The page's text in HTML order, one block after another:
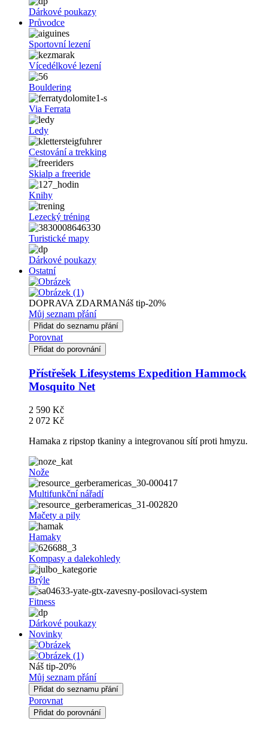
Dárkové poukazy
Průvodce
Sportovní lezení
Vícedélkové lezení
Bouldering
Via Ferrata
Ledy
Cestování a trekking
Skialp a freeride
Knihy
Lezecký tréning
Turistické mapy
Dárkové poukazy
Ostatní
DOPRAVA ZDARMANáš tip-20%
Můj seznam přání
Přidat do seznamu přání
Porovnat
Přidat do porovnání
Přístřešek Lifesystems Expedition Hammock
Mosquito Net
2 590 Kč
2 072 Kč
Hamaka z ripstop tkaniny a integrovanou sítí proti hmyzu.
Nože
Multifunkční nářadí
Mačety a pily
Hamaky
Kompasy a dalekohledy
Brýle
Fitness
Dárkové poukazy
Novinky
Náš tip-20%
Můj seznam přání
Přidat do seznamu přání
Porovnat
Přidat do porovnání